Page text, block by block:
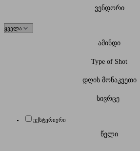
ვენდორი
ამინდი
Type of Shot
დღის მონაკვეთი
სივრცე
ექსტერიერი
წელი